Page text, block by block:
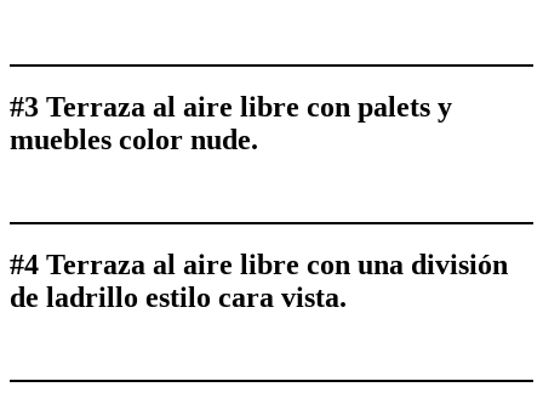
#3 Terraza al aire libre con palets y
muebles color nude.
#4 Terraza al aire libre con una división
de ladrillo estilo cara vista.